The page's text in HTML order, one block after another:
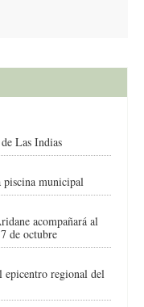
Las Indias
piscina municipal
acompañará al
de octubre
epicentro regional del